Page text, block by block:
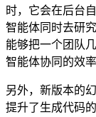
时，它会在后台
智能体同时去研
能够把一个团队
智能体协同的效
另外，新版本的
提升了生成代码